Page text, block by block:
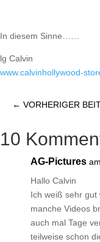
In diesem Sinne……
lg Calvin
www.calvinhollywood-
← VORHERIGER
10
AG-Pictures
Hallo Calvin
Ich weiß sehr gut
manche Videos
auch mal Tage
teilweise schon